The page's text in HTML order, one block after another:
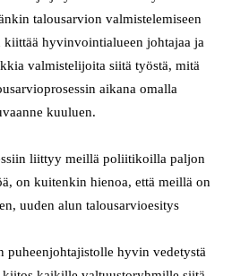
talousarvion valmistelemiseen
hyvinvointialueen johtajaa ja
valmistelijoita siitä työstä, mitä
aikana omalla
kuuluen.
liittyy meillä poliitikoilla paljon
on kuitenkin hienoa, että meillä on
uuden alun talousarvioesitys
puheenjohtajistolle hyvin vedetystä